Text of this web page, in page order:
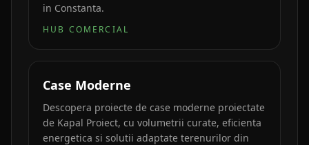
in Constanta.
HUB COMERCIAL
Case Moderne
Descopera proiecte de case moderne proiectate
de Kapal Proiect, cu volumetrii curate, eficienta
energetica si solutii adaptate terenurilor din